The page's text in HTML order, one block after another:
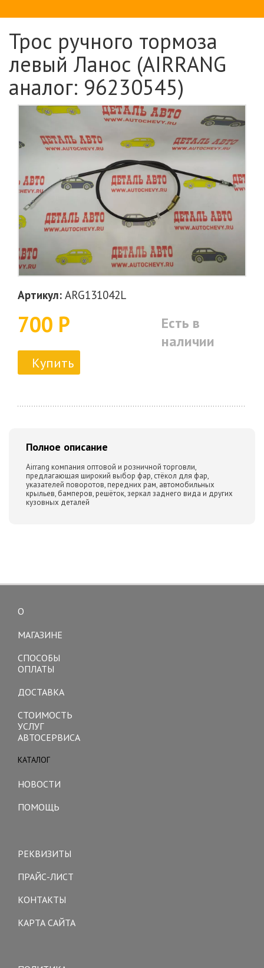
Трос ручного тормоза
левый Ланос (AIRRANG
аналог: 96230545)
Артикул: ARG131042L
700 Р
Есть в
наличии
Купить
Полное описание
Airrang компания оптовой и розничной торговли,
предлагающая широкий выбор фар, стёкол для фар,
указателей поворотов, передних рам, автомобильных
крыльев, бамперов, решёток, зеркал заднего вида и других
кузовных деталей
О
МАГАЗИНЕ
СПОСОБЫ
ОПЛАТЫ
ДОСТАВКА
СТОИМОСТЬ
УСЛУГ
АВТОСЕРВИСА
КАТАЛОГ
НОВОСТИ
ПОМОЩЬ
РЕКВИЗИТЫ
ПРАЙС-ЛИСТ
КОНТАКТЫ
КАРТА САЙТА